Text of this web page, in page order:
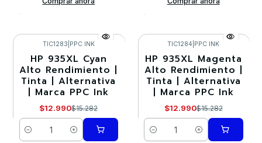
-15%
TIC1283 PPC INK
HP 935XL Cyan
Alto Rendimiento |
Tinta | Alternativa
| Marca PPC Ink
$12.990$15.282
Cantidad
-15%
TIC1284 PPC INK
HP 935XL Magenta
Alto Rendimiento |
Tinta | Alternativa
| Marca PPC Ink
$12.990$15.282
Cantidad